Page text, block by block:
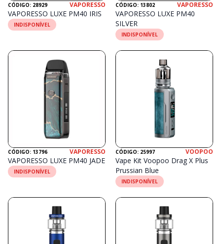
CÓDIGO: 28929 VAPORESSO
VAPORESSO LUXE PM40 IRIS
INDISPONÍVEL
CÓDIGO: 13802 VAPORESSO
VAPORESSO LUXE PM40
SILVER
INDISPONÍVEL
CÓDIGO: 13796 VAPORESSO
VAPORESSO LUXE PM40 JADE
INDISPONÍVEL
CÓDIGO: 25997 VOOPOO
Vape Kit Voopoo Drag X Plus
Prussian Blue
INDISPONÍVEL